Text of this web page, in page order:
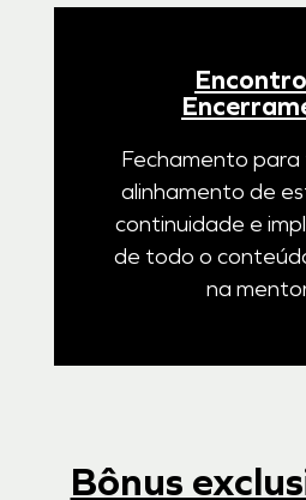
Fechamento
alinhamento de
continuidade e
de todo o
na
Bônus